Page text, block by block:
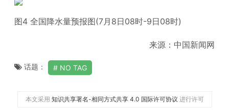
图4 全国降水量预报图(7月8日08时-9日08时)
来源：中国新闻网
话题： NO TAG
本文采用 知识共享署名-相同方式共享 4.0 国际许可协议 进行许可